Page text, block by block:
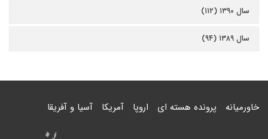
سال ۱۳۹۰ (۱۱۲)
سال ۱۳۸۹ (۹۴)
خاورمیانه پرونده هسته ای اروپا آمریکا آسیا و آفریقا